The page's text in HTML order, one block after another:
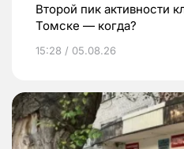
Второй пик активности
Томске — когда?
15:28 / 05.08.26